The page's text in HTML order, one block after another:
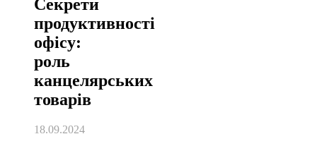
Секрети
продуктивності
офісу:
роль
канцелярських
товарів
18.09.2024